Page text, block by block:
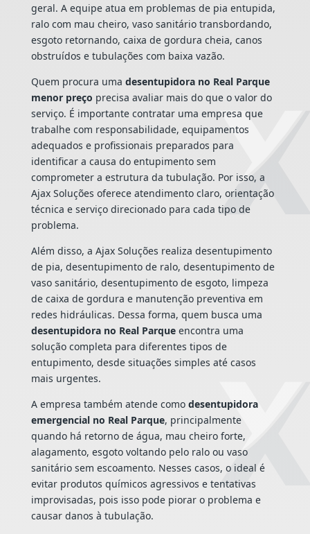
geral. A equipe atua em problemas de pia entupida,
ralo com mau cheiro, vaso sanitário transbordando,
esgoto retornando, caixa de gordura cheia, canos
obstruídos e tubulações com baixa vazão.
Quem procura uma desentupidora no Real Parque
menor preço precisa avaliar mais do que o valor do
serviço. É importante contratar uma empresa que
trabalhe com responsabilidade, equipamentos
adequados e profissionais preparados para
identificar a causa do entupimento sem
comprometer a estrutura da tubulação. Por isso, a
Ajax Soluções oferece atendimento claro, orientação
técnica e serviço direcionado para cada tipo de
problema.
Além disso, a Ajax Soluções realiza desentupimento
de pia, desentupimento de ralo, desentupimento de
vaso sanitário, desentupimento de esgoto, limpeza
de caixa de gordura e manutenção preventiva em
redes hidráulicas. Dessa forma, quem busca uma
desentupidora no Real Parqueencontra uma
solução completa para diferentes tipos de
entupimento, desde situações simples até casos
mais urgentes.
A empresa também atende como desentupidora
emergencial no Real Parque, principalmente
quando há retorno de água, mau cheiro forte,
alagamento, esgoto voltando pelo ralo ou vaso
sanitário sem escoamento. Nesses casos, o ideal é
evitar produtos químicos agressivos e tentativas
improvisadas, pois isso pode piorar o problema e
causar danos à tubulação.